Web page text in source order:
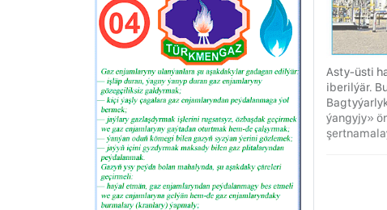
Asty-üsti
iberilýär.
ýangyjy»